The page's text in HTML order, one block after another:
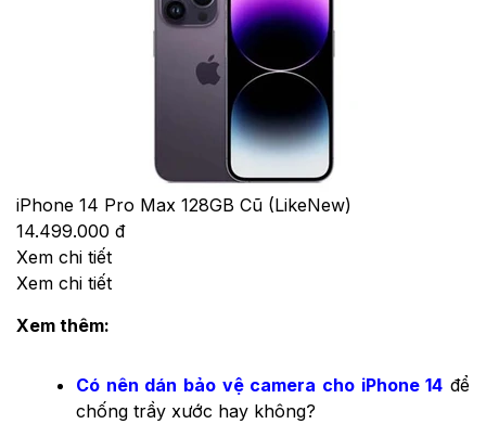
iPhone 14 Pro Max 128GB Cũ (LikeNew)
14.499.000 đ
Xem chi tiết
Xem chi tiết
Xem thêm:
Có nên dán bảo vệ camera cho iPhone 14 để
chống trầy xước hay không?